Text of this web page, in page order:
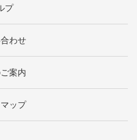
プ
わせ
案内
ップ